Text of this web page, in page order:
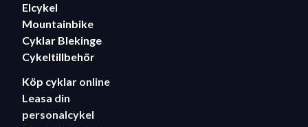
Elcykel
Mountainbike
Cyklar Blekinge
Cykeltillbehör
Köp cyklar online
Leasa din
personalcykel